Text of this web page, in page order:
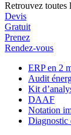
Retrouvez toutes
Devis
Gratuit
Prenez
Rendez-vous
ERP en 2
Audit
Kit
DAAF
Notation
Diagnostic